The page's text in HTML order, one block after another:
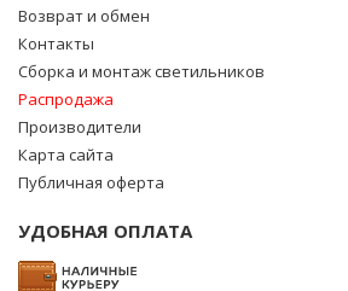
Возврат и обмен
Контакты
Сборка и монтаж светильников
Распродажа
Производители
Карта сайта
Публичная оферта
УДОБНАЯ ОПЛАТА